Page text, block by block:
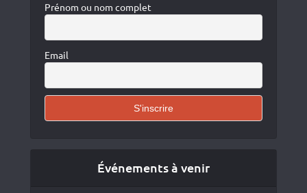
Prénom ou nom complet
Email
Événements à venir